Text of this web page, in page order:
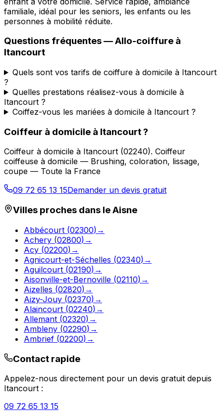
familiale, idéal pour les seniors, les enfants ou les
personnes à mobilité réduite.
Questions fréquentes —Allo-coiffure à
Itancourt
Quels sont vos tarifs de coiffure à domicile à Itancourt
?
Quelles prestations réalisez-vous à domicile à
Itancourt ?
Coiffez-vous les mariées à domicile à Itancourt ?
Coiffeur à domicile à Itancourt?
Coiffeur à domicile à Itancourt (02240). Coiffeur
coiffeuse à domicile — Brushing, coloration, lissage,
coupe — Toute la France
09 72 65 13 15Demander un devis gratuit
Villes proches dans leAisne
Abbécourt (02300) →
Achery (02800) →
Acy (02200) →
Agnicourt-et-Séchelles (02340) →
Aguilcourt (02190) →
Aisonville-et-Bernoville (02110) →
Aizelles (02820) →
Aizy-Jouy (02370) →
Alaincourt (02240) →
Allemant (02320) →
Ambleny (02290) →
Ambrief (02200) →
Contact rapide
Appelez-nous directement pour un devis gratuit depuis
Itancourt :
09 72 65 13 15